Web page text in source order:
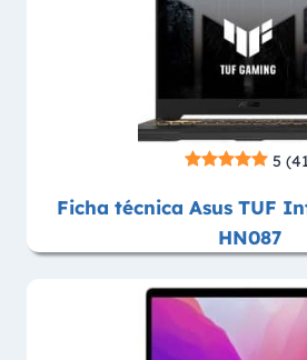
5
Ficha técnica Asus TUF
HN087